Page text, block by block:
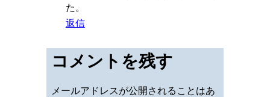
た。
返信
コメントを残す
メールアドレスが公開されることはあ